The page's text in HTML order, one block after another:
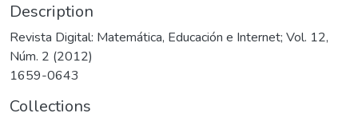
Description
Revista Digital: Matemática, Educación e Internet; Vol. 12,
Núm. 2 (2012)
1659-0643
Collections